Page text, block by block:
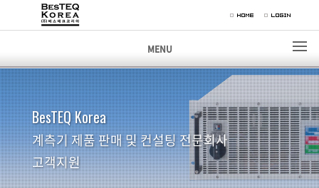
MENU
BesTEQ Korea
계측기 제품 판매 및 컨설팅 전문회사
고객지원